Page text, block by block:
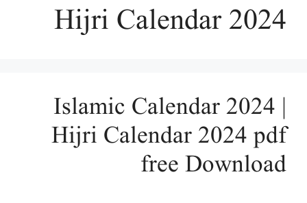
Hijri Calendar 2024
Islamic Calendar 2024 |
Hijri Calendar 2024 pdf
free Download